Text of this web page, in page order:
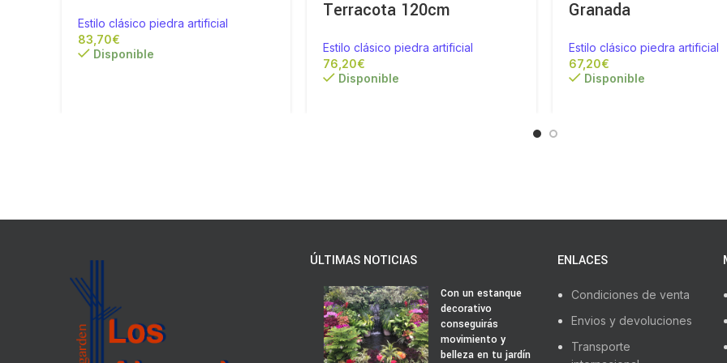
Estilo clásico piedra artificial
€
Disponible
Terracota 120cm
Estilo clásico piedra artificial
€
Disponible
Granada
Estilo clásico piedra artificial
€
Disponible
ÚLTIMAS NOTICIAS
Con un estanque
decorativo
conseguirás
movimiento y
belleza en tu jardín
ENLACES
Condiciones de venta
Envios y devoluciones
Transporte